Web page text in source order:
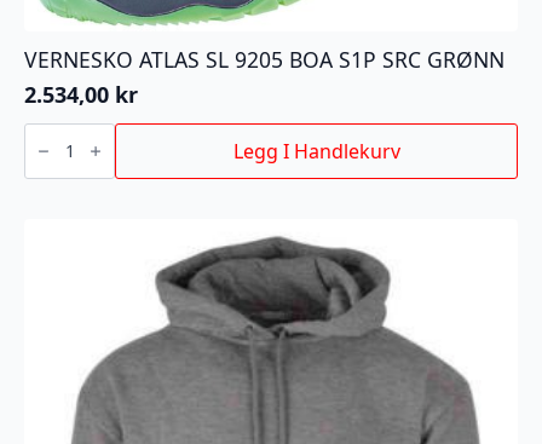
VERNESKO ATLAS SL 9205 BOA S1P SRC GRØNN
2.534,00 kr
VERNESKO
ATLAS
9205
Legg I Handlekurv